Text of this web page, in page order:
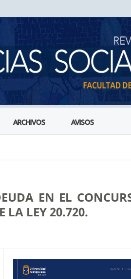
ARCHIVOS AVISOS
EN EL
LA LEY 20.720.